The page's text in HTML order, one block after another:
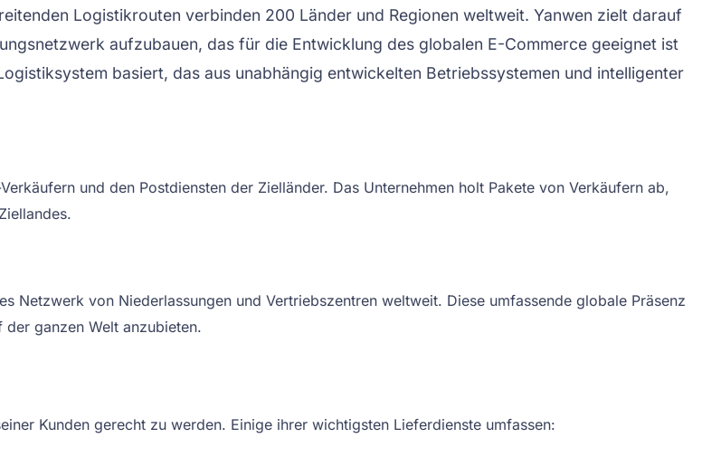
Logistikrouten verbinden 200 Länder und Regionen weltweit. Yanwen zielt darauf
aufzubauen, das für die Entwicklung des globalen E-Commerce geeignet ist
basiert, das aus unabhängig entwickelten Betriebssystemen und intelligenter
und den Postdiensten der Zielländer. Das Unternehmen holt Pakete von Verkäufern ab,
Netzwerk von Niederlassungen und Vertriebszentren weltweit. Diese umfassende globale Präsenz
ganzen Welt anzubieten.
Kunden gerecht zu werden. Einige ihrer wichtigsten Lieferdienste umfassen: